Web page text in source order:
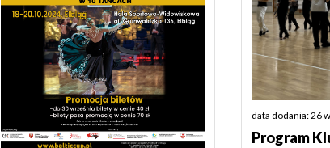
data dodania: 26
Program